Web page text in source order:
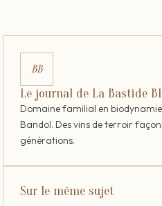
BB
Le journal de La Bastide
Domaine familial en
Bandol. Des vins de terroir
générations.
Sur le même sujet